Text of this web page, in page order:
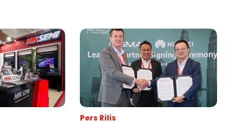
Pers Rilis